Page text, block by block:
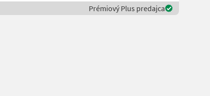
Prémiový Plus predajca